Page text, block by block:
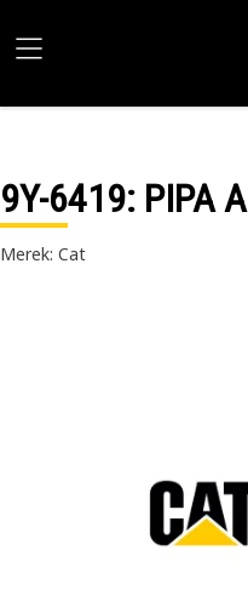
9Y-6419: PIPA A
Merek: Cat